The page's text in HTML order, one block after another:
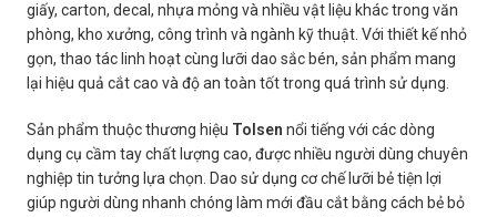
giấy, carton, decal, nhựa mỏng và nhiều vật liệu khác trong văn
phòng, kho xưởng, công trình và ngành kỹ thuật. Với thiết kế nhỏ
gọn, thao tác linh hoạt cùng lưỡi dao sắc bén, sản phẩm mang
lại hiệu quả cắt cao và độ an toàn tốt trong quá trình sử dụng.
Sản phẩm thuộc thương hiệu Tolsen nổi tiếng với các dòng
dụng cụ cầm tay chất lượng cao, được nhiều người dùng chuyên
nghiệp tin tưởng lựa chọn. Dao sử dụng cơ chế lưỡi bẻ tiện lợi
giúp người dùng nhanh chóng làm mới đầu cắt bằng cách bẻ bỏ